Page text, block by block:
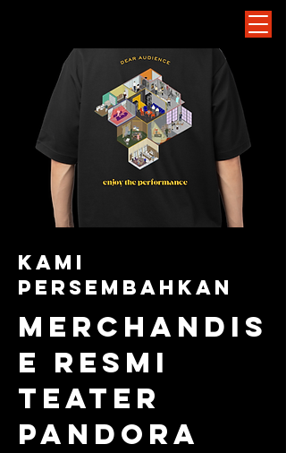
kami
persembahkan
merchandis
e resmi
teater
pandora